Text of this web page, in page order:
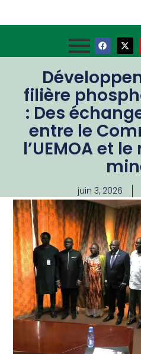
filière
: Des
entre le
l’UEMOA et
juin 3, 2026